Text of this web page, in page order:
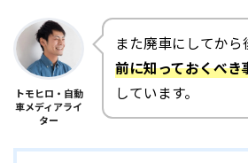
トモヒロ・自動
車メディアライ
ター
また廃車にしてか
前に知っておくべき
しています。